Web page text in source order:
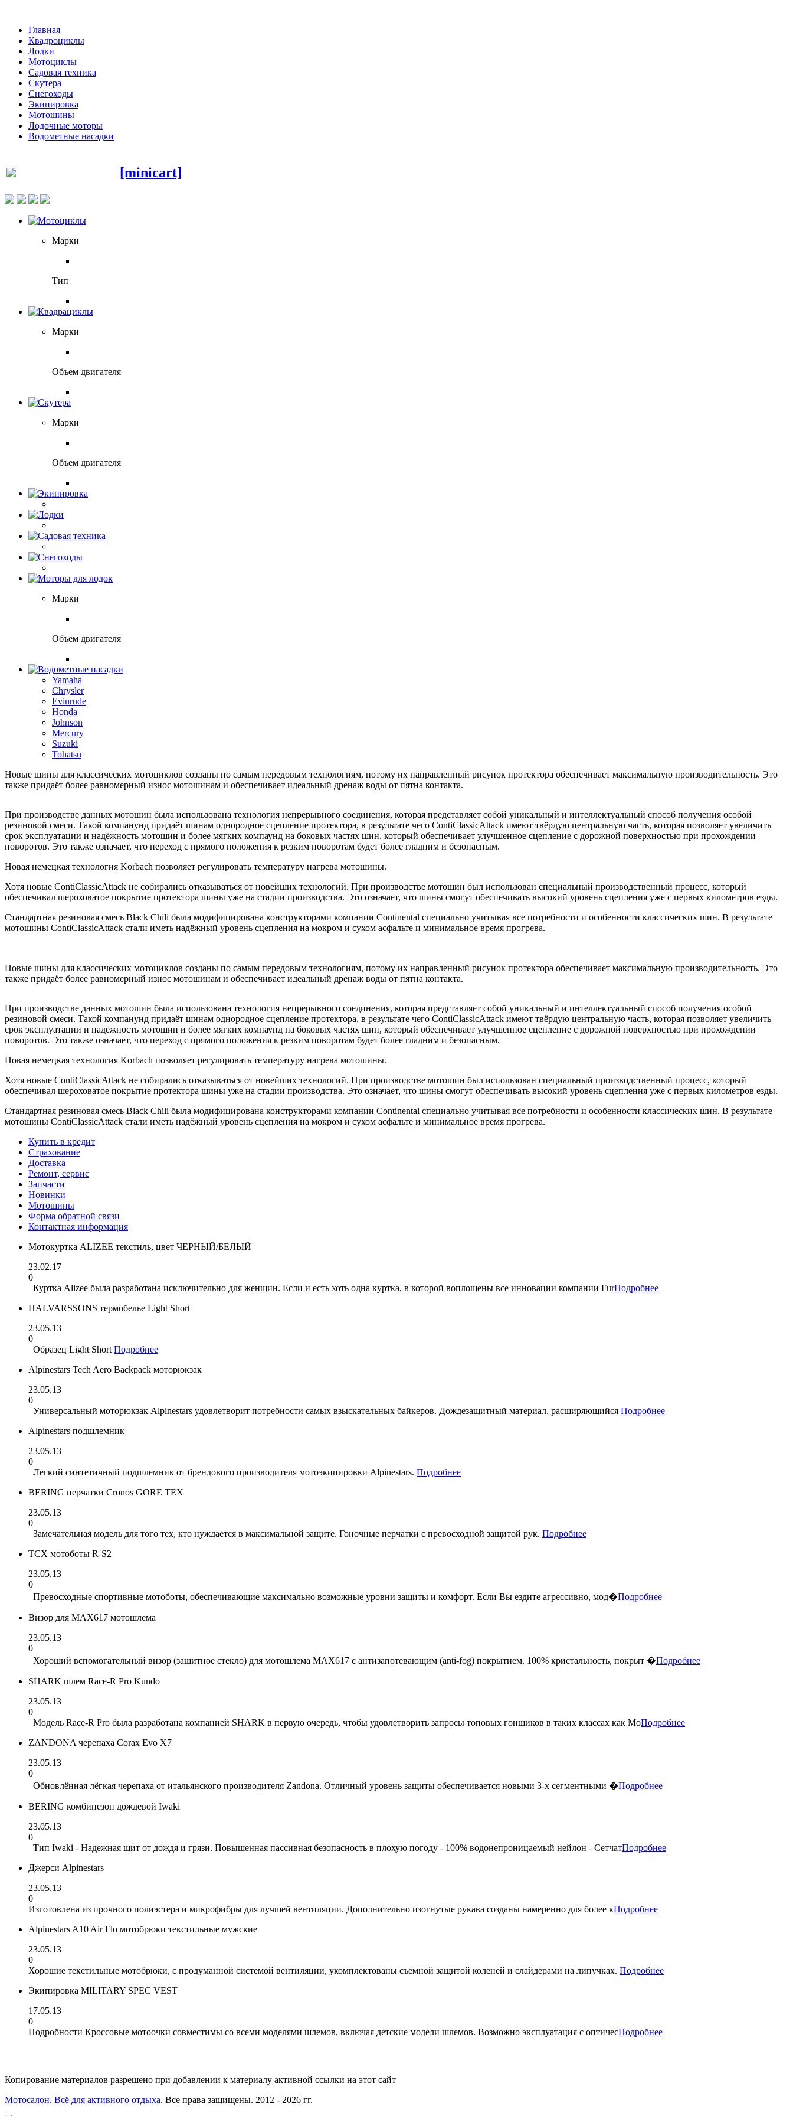
Главная
Квадроциклы
Лодки
Мотоциклы
Садовая техника
Скутера
Снегоходы
Экипировка
Мотошины
Лодочные моторы
Водометные насадки
[minicart]
Марки
Тип
Марки
Объем двигателя
Марки
Объем двигателя
Марки
Объем двигателя
Yamaha
Chrysler
Evinrude
Honda
Johnson
Mercury
Suzuki
Tohatsu
Новые шины для классических мотоциклов созданы по самым передовым технологиям, потому их направленный рисунок протектора обеспечивает максимальную производительность. Это
также придаёт более равномерный износ мотошинам и обеспечивает идеальный дренаж воды от пятна контакта.
При производстве данных мотошин была использована технология непрерывного соединения, которая представляет собой уникальный и интеллектуальный способ получения особой
резиновой смеси. Такой компанунд придаёт шинам однородное сцепление протектора, в результате чего ContiClassicAttack имеют твёрдую центральную часть, которая позволяет увеличить
срок эксплуатации и надёжность мотошин и более мягких компаунд на боковых частях шин, который обеспечивает улучшенное сцепление с дорожной поверхностью при прохождении
поворотов. Это также означает, что переход с прямого положения к резким поворотам будет более гладним и безопасным.
Новая немецкая технология Korbach позволяет регулировать температуру нагрева мотошины.
Хотя новые ContiClassicAttack не собирались отказываться от новейших технологий. При производстве мотошин был использован специальный производственный процесс, который
обеспечивал шероховатое покрытие протектора шины уже на стадии производства. Это означает, что шины смогут обеспечивать высокий уровень сцепления уже с первых километров езды.
Стандартная резиновая смесь Black Chili была модифицирована конструкторами компании Continental специально учитывая все потребности и особенности классических шин. В результате
мотошины ContiClassicAttack стали иметь надёжный уровень сцепления на мокром и сухом асфальте и минимальное время прогрева.
Новые шины для классических мотоциклов созданы по самым передовым технологиям, потому их направленный рисунок протектора обеспечивает максимальную производительность. Это
также придаёт более равномерный износ мотошинам и обеспечивает идеальный дренаж воды от пятна контакта.
При производстве данных мотошин была использована технология непрерывного соединения, которая представляет собой уникальный и интеллектуальный способ получения особой
резиновой смеси. Такой компанунд придаёт шинам однородное сцепление протектора, в результате чего ContiClassicAttack имеют твёрдую центральную часть, которая позволяет увеличить
срок эксплуатации и надёжность мотошин и более мягких компаунд на боковых частях шин, который обеспечивает улучшенное сцепление с дорожной поверхностью при прохождении
поворотов. Это также означает, что переход с прямого положения к резким поворотам будет более гладним и безопасным.
Новая немецкая технология Korbach позволяет регулировать температуру нагрева мотошины.
Хотя новые ContiClassicAttack не собирались отказываться от новейших технологий. При производстве мотошин был использован специальный производственный процесс, который
обеспечивал шероховатое покрытие протектора шины уже на стадии производства. Это означает, что шины смогут обеспечивать высокий уровень сцепления уже с первых километров езды.
Стандартная резиновая смесь Black Chili была модифицирована конструкторами компании Continental специально учитывая все потребности и особенности классических шин. В результате
мотошины ContiClassicAttack стали иметь надёжный уровень сцепления на мокром и сухом асфальте и минимальное время прогрева.
Купить в кредит
Страхование
Доставка
Ремонт, сервис
Запчасти
Новинки
Мотошины
Форма обратной связи
Контактная информация
Мотокуртка ALIZEE текстиль, цвет ЧЕРНЫЙ/БЕЛЫЙ
23.02.17
0
Куртка Alizee была разработана исключительно для женщин. Если и есть хоть одна куртка, в которой воплощены все инновации компании FurПодробнее
HALVARSSONS термобелье Light Short
23.05.13
0
Образец Light Short Подробнее
Alpinestars Tech Aero Backpack моторюкзак
23.05.13
0
Универсальный моторюкзак Alpinestars удовлетворит потребности самых взыскательных байкеров. Дождезащитный материал, расширяющийся Подробнее
Alpinestars подшлемник
23.05.13
0
Легкий синтетичный подшлемник от брендового производителя мотоэкипировки Alpinestars. Подробнее
BERING перчатки Cronos GORE TEX
23.05.13
0
Замечательная модель для того тех, кто нуждается в максимальной защите. Гоночные перчатки с превосходной защитой рук. Подробнее
TCX мотоботы R-S2
23.05.13
0
Превосходные спортивные мотоботы, обеспечивающие максимально возможные уровни защиты и комфорт. Если Вы ездите агрессивно, мод�Подробнее
Визор для MAX617 мотошлема
23.05.13
0
Хороший вспомогательный визор (защитное стекло) для мотошлема MAX617 с антизапотевающим (anti-fog) покрытием. 100% кристальность, покрыт �Подробнее
SHARK шлем Race-R Pro Kundo
23.05.13
0
Модель Race-R Pro была разработана компанией SHARK в первую очередь, чтобы удовлетворить запросы топовых гонщиков в таких классах как MoПодробнее
ZANDONA черепаха Corax Evo X7
23.05.13
0
Обновлённая лёгкая черепаха от итальянского производителя Zandona. Отличный уровень защиты обеспечивается новыми 3-х сегментными �Подробнее
BERING комбинезон дождевой Iwaki
23.05.13
0
Тип Iwaki - Надежная щит от дождя и грязи. Повышенная пассивная безопасность в плохую погоду - 100% водонепроницаемый нейлон - СетчатПодробнее
Джерси Alpinestars
23.05.13
0
Изготовлена из прочного полиэстера и микрофибры для лучшей вентиляции. Дополнительно изогнутые рукава созданы намеренно для более кПодробнее
Alpinestars A10 Air Flo мотобрюки текстильные мужские
23.05.13
0
Хорошие текстильные мотобрюки, с продуманной системой вентиляции, укомплектованы съемной защитой коленей и слайдерами на липучках. Подробнее
Экипировка MILITARY SPEC VEST
17.05.13
0
Подробности Кроссовые мотоочки совместимы со всеми моделями шлемов, включая детские модели шлемов. Возможно эксплуатация с оптичесПодробнее
Копирование материалов разрешено при добавлении к материалу активной ссылки на этот сайт
Мотосалон. Всё для активного отдыха. Все права защищены. 2012 - 2026 гг.